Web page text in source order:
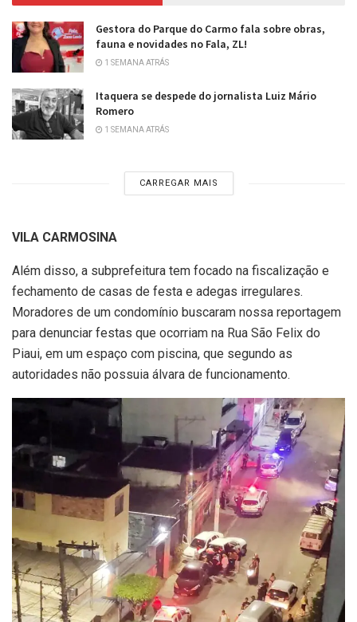
Gestora do Parque do Carmo fala sobre obras,
fauna e novidades no Fala, ZL!
1 SEMANA ATRÁS
Itaquera se despede do jornalista Luiz Mário
Romero
1 SEMANA ATRÁS
CARREGAR MAIS
VILA CARMOSINA
Além disso, a subprefeitura tem focado na fiscalização e
fechamento de casas de festa e adegas irregulares.
Moradores de um condomínio buscaram nossa reportagem
para denunciar festas que ocorriam na Rua São Felix do
Piaui, em um espaço com piscina, que segundo as
autoridades não possuia álvara de funcionamento.